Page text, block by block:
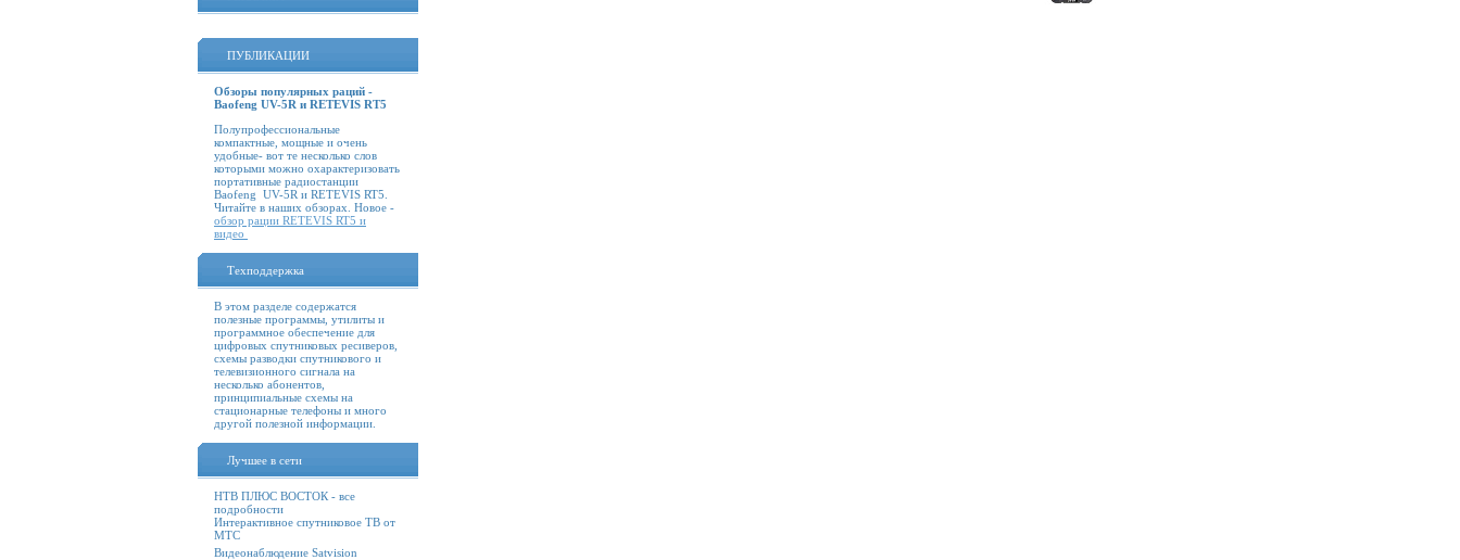
ПУБЛИКАЦИИ
Обзоры популярных раций -
Baofeng UV-5R и RETEVIS RT5
Полупрофессиональные
компактные, мощные и очень
удобные- вот те несколько слов
которыми можно охарактеризовать
портативные радиостанции
Baofeng UV-5R и RETEVIS RT5.
Читайте в наших обзорах. Новое -
обзор рации RETEVIS RT5 и
видео
Техподдержка
В этом разделе содержатся
полезные программы, утилиты и
программное обеспечение для
цифровых спутниковых ресиверов,
схемы разводки спутникового и
телевизионного сигнала на
несколько абонентов,
принципиальные схемы на
стационарные телефоны и много
другой полезной информации.
Лучшее в сети
НТВ ПЛЮС ВОСТОК - все
подробности
Интерактивное спутниковое ТВ от
МТС
Видеонаблюдение Satvision